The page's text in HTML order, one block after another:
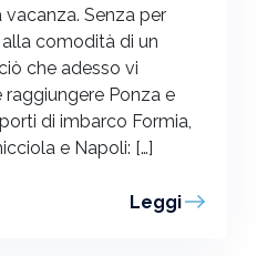
Senza per
comodità di un
che adesso vi
Ponza e
di imbarco Formia,
e Napoli: […]
Leggi